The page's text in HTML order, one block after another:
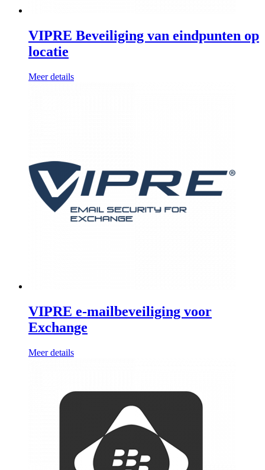
VIPRE Beveiliging van eindpunten op
locatie
Meer details
VIPRE e-mailbeveiliging voor
Exchange
Meer details